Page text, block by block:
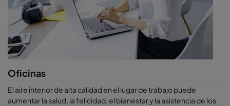
incluso las ultrafinas
PM2,5 y PM1
Dónde usar los Purificadores de Aire de
Camfil
Terminales de carga
Oficinas
El aire interior de alta calidad en el lugar de trabajo puede
aumentar la salud, la felicidad, el bienestar y la asistencia de los